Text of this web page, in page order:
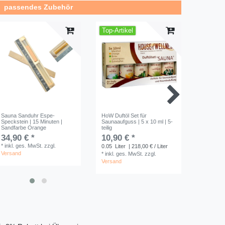
passendes Zubehör
Sauna Sanduhr Espe-
Speckstein | 15 Minuten |
Sandfarbe Orange
34,90 € *
*inkl. ges. MwSt. zzgl.
Versand
Top-Artikel
HoW Duftöl Set für
Saunaaufguss | 5 x 10 ml | 5-
teilig
10,90 € *
0.05 Liter | 218,00 € / Liter
*inkl. ges. MwSt. zzgl.
Versand